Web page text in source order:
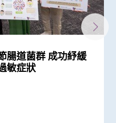
腸道菌群 成功紓緩
敏症狀
清潔消毒增加濕疹等
娠糖尿病孕婦腸道微
早期神經發育
物開發精準工具診斷
自閉風險 另一先
腸道微生態可緩...
床研究證實口服微膠
效紓緩新冠後遺症
率領全球多國專家制
入侵性生物標誌
出優化腸道微生態有
及成效
的腸道內缺乏可調節
新冠患者出現「長
生態失衡成關鍵
態失衡情況與新冠患
微生態免疫力配
患者康復 有望提...
患者腸道微生態現失
生菌配方平衡腸道
疫力
一生 中大團隊研
謎
早期表觀遺傳改變及
日後腦部發展
出腸道益菌產生的短
疫力對抗流感及其
物辨別慢性腸道疾病
當選歐洲科學院外籍
學及獸醫科學」僅
洲最大型長新冠研究
性功能障礙困擾逾
」跨學科研究 拆解
何降低嬰兒患炎症
局支持開展香港首個
助政府策劃更全面
失衡為「炎症性腸
獲近1,600萬港元資
致力遏止全球個案...
者糞便帶病毒 可成
冠病毒檢測中心 致
測
「微生物移植及研究
全球「炎症性腸病」
行率系統性回顧研
於過去30年急升...
預測指數及早預防腸
頒中國工程界最高榮
」 成為今屆醫藥
者
琢妍醫學人才培育計
性人才 善用香港
女性醫學科研人...
錄成首位學者同年度
Press三項大獎
十年香港每千人將有
醫療負擔飆升至
況急需正視
加里大學領導全球
病學研究 建立炎
模型 預測各地區...
童宏基因組組裝基因
） 促進生命早期微
光華工程科技獎」
本屆「醫藥衞
者
腸道微生態能緩解失
國首位女性醫生科學
學者」其領導之新
解飲食如何影響...
炎鏈球菌可引致胃癌
發的口服微囊鎖活菌
有效紓緩兒童濕疹
授成今年唯一來自本
「吳階平—保羅．
SIM01微生態配方有
研究結果剛發表於
《刺針傳染病學》
發新技術MOZAIC提
效 與醫管局合作
教授成香港首位醫生
研究員
預測新冠疫苗長期藥
謝物標記
捐贈港幣三千萬元
智能 進一步加強
際認可生物樣本庫
新醫藥科研中心
態失衡是柏金遜病非
有望為預防、介入
腦退化病帶來新...
膺選為歐洲科學院外
黃秀娟教授就職演
』千百度」
微生物菌群創新中心
辦「微生態峰會
亞太區腸道微生態...
大腸道微生態配方
其他細菌和病毒感
長官今日(10月19日)
的回應
會捐贈港幣1.5億元
科研發展
工程科學界最高榮譽
證有「長新冠型腸道
生態可準確預測、
」
23財政預算案的回
發現「青春雙歧桿
苗成效
澄清啟事
童腸道微生態發展遲
及早識別患者
幼兒成為新冠病毒
險不容忽視 病毒
比例偏高 持續帶...
癌計劃公布首3,500
示「一站式多樣癌
首宗利用內鏡手術機
剝離術治大腸癌
抵港人士提供免費糞
以兒童及嬰孩為目
冠狀病毒「隱形個...
病毒於呼吸道清除後
為檢疫中心隔離人
出「隱形個案」減...
出學者 獲裘槎基金
學科研者獎2020」
越兒童健康研究所」
跨學科力量 促進兒
華人獲頒「美國腸胃
大獎」
觀賞」融入醫學教育
式 提升觀察及表達
防癌計劃」啟動 免
測 研肥胖與多種
大腸癌發病率有年輕
精性脂肪肝誘發肝癌
齊獲「藥明康德生命
幽門螺旋菌流行病學
億人感染 亞洲包括
者
究東半球炎症性腸病
金額 勢揭腸道微
「針對亞士匹靈引致
停服亞士匹靈可
病及死亡風險逾...
確認新大腸癌高風險
生物移植」治療難辨
傳統抗生素治療的3
性腸病新增個案高踞
成立資料庫助市民
獲國家教育部高等學
獎 為本港院校之
病高危人士患有大腸
頭號癌症 中大引入
防大腸癌
無病徵的市民被確診
者患大腸瘜肉機會較
鏡治療小腸疾病